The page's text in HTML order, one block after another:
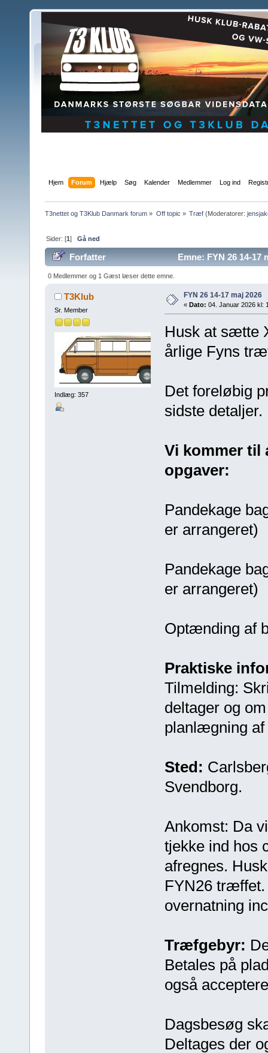
Hjem Forum Hjælp Søg Kalender Medlemmer Log ind
T3nettet og T3Klub Danmark forum » Off topic » Træf(Moderatorer:
Sider: [1]Gå ned
Forfatter Emne: FYN 26 14-17
0 Medlemmer og 1 Gæst læser dette emne.
T3Klub
Sr. Member
Indlæg: 357
FYN 26 14-17 maj 2026
« Dato: 04. Januar 2026 kl:
Husk at sætte
årlige Fyns
Det foreløbig
sidste detaljer.
Vi kommer til
opgaver:
Pandekage
er arrangeret)
Pandekage
er arrangeret)
Optænding af
Praktiske
Tilmelding:
deltager og
planlægning af
Sted:
Svendborg.
Ankomst: Da
tjekke ind hos
afregnes.
FYN26 træffet.
overnatning
Træfgebyr:
Betales på
også
Dagsbesøg
Deltages der